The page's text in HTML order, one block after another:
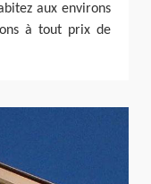
aux environs
à tout prix de